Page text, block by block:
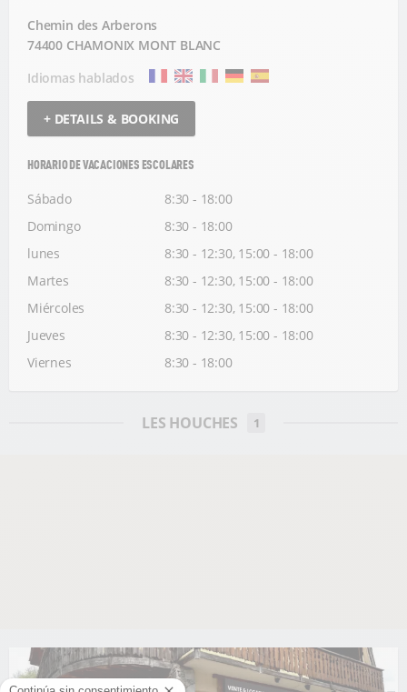
Chemin des Arberons
74400 CHAMONIX MONT BLANC
Idiomas hablados
+ DETAILS & BOOKING
HORARIO DE VACACIONES ESCOLARES
Sábado
8:30 - 18:00
Domingo
8:30 - 18:00
lunes
8:30 - 12:30, 15:00 - 18:00
Martes
8:30 - 12:30, 15:00 - 18:00
Miércoles
8:30 - 12:30, 15:00 - 18:00
Jueves
8:30 - 12:30, 15:00 - 18:00
Viernes
8:30 - 18:00
LES HOUCHES 1